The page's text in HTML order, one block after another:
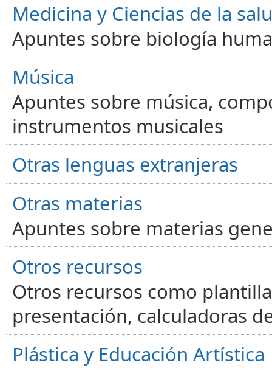
Medicina y Ciencias de la
Apuntes sobre biología
Música
Apuntes sobre música,
instrumentos musicales
Otras lenguas extranjeras
Otras materias
Apuntes sobre materias
Otros recursos
Otros recursos como
presentación, calculadoras
Plástica y Educación Artística